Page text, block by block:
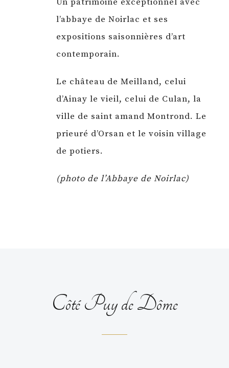
l’abbaye de Noirlac et ses
expositions saisonnières d’art
contemporain.
Le château de Meilland, celui
d’Ainay le vieil, celui de Culan, la
ville de saint amand Montrond. Le
prieuré d’Orsan et le voisin village
de potiers.
(photo de l’Abbaye de Noirlac)
Côté Puy de Dôme